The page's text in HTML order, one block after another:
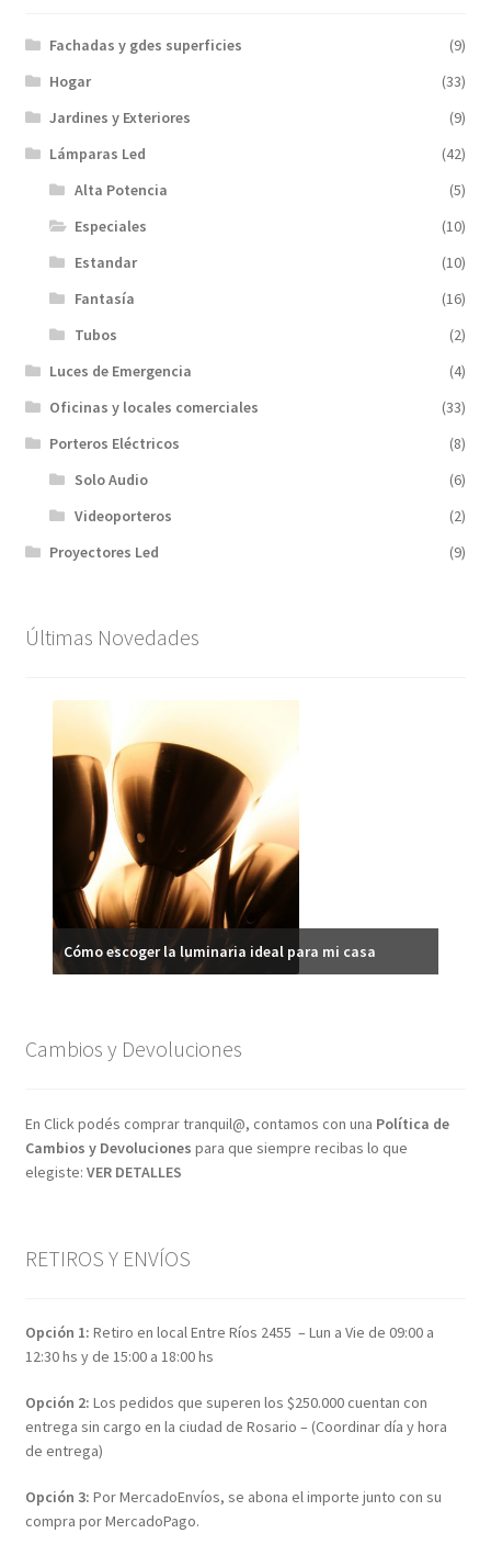
Fachadas y gdes superficies
(9)
Hogar
(33)
Jardines y Exteriores
(9)
Lámparas Led
(42)
Alta Potencia
(5)
Especiales
(10)
Estandar
(10)
Fantasía
(16)
Tubos
(2)
Luces de Emergencia
(4)
Oficinas y locales comerciales
(33)
Porteros Eléctricos
(8)
Solo Audio
(6)
Videoporteros
(2)
Proyectores Led
(9)
Últimas Novedades
Cómo escoger la luminaria ideal para mi casa
Cambios y Devoluciones
En Click podés comprar tranquil@, contamos con una Política de
Cambios y Devoluciones para que siempre recibas lo que
elegiste: VER DETALLES
RETIROS Y ENVÍOS
Opción 1: Retiro en local Entre Ríos 2455 – Lun a Vie de 09:00 a
12:30 hs y de 15:00 a 18:00 hs
Opción 2: Los pedidos que superen los $250.000 cuentan con
entrega sin cargo en la ciudad de Rosario – (Coordinar día y hora
de entrega)
Opción 3: Por MercadoEnvíos, se abona el importe junto con su
compra por MercadoPago.